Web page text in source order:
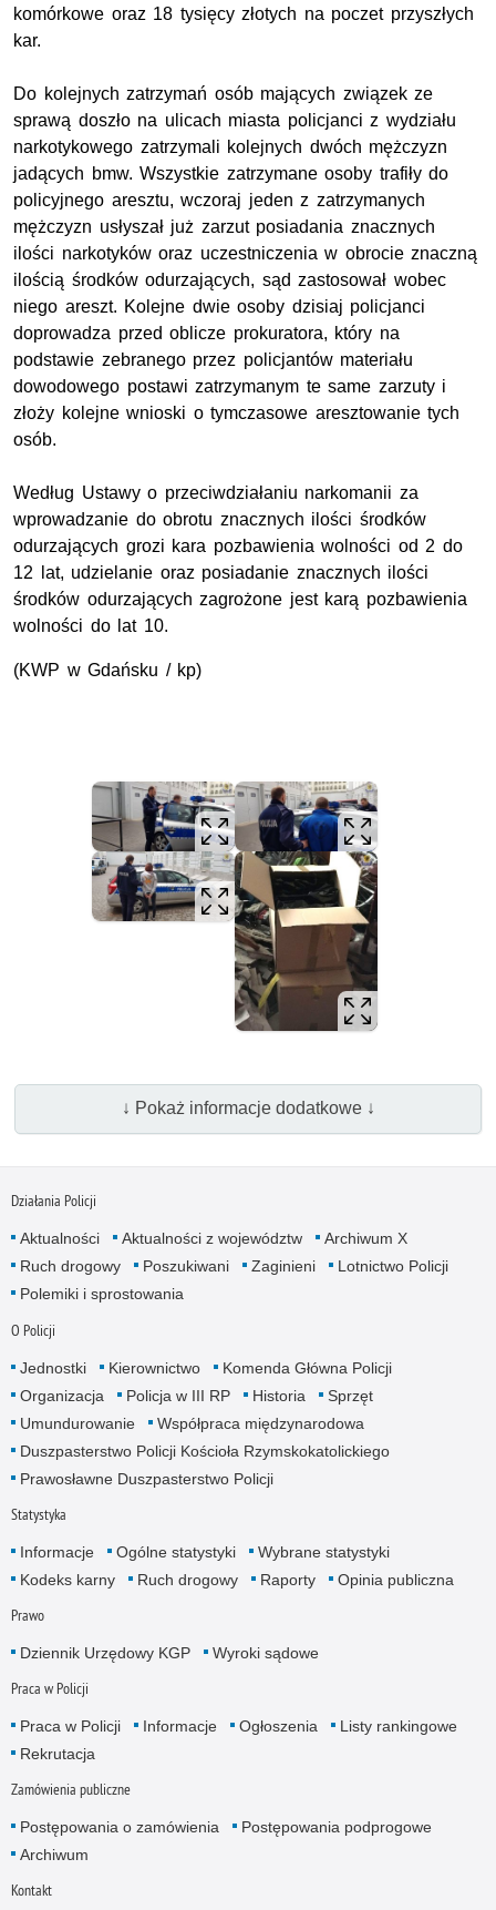
komórkowe oraz 18 tysięcy złotych na poczet przyszłych
kar.
Do kolejnych zatrzymań osób mających związek ze
sprawą doszło na ulicach miasta policjanci z wydziału
narkotykowego zatrzymali kolejnych dwóch mężczyzn
jadących bmw. Wszystkie zatrzymane osoby trafiły do
policyjnego aresztu, wczoraj jeden z zatrzymanych
mężczyzn usłyszał już zarzut posiadania znacznych
ilości narkotyków oraz uczestniczenia w obrocie znaczną
ilością środków odurzających, sąd zastosował wobec
niego areszt. Kolejne dwie osoby dzisiaj policjanci
doprowadza przed oblicze prokuratora, który na
podstawie zebranego przez policjantów materiału
dowodowego postawi zatrzymanym te same zarzuty i
złoży kolejne wnioski o tymczasowe aresztowanie tych
osób.
Według Ustawy o przeciwdziałaniu narkomanii za
wprowadzanie do obrotu znacznych ilości środków
odurzających grozi kara pozbawienia wolności od 2 do
12 lat, udzielanie oraz posiadanie znacznych ilości
środków odurzających zagrożone jest karą pozbawienia
wolności do lat 10.
(KWP w Gdańsku / kp)
↓ Pokaż informacje dodatkowe ↓
Działania Policji
Aktualności Aktualności z województw
Archiwum X
Ruch drogowy
Poszukiwani Zaginieni
Lotnictwo Policji
Polemiki i sprostowania
O Policji
Jednostki Kierownictwo
Komenda Główna Policji
Organizacja
Policja w III RP Historia
Sprzęt
Umundurowanie
Współpraca międzynarodowa
Duszpasterstwo Policji Kościoła Rzymskokatolickiego
Prawosławne Duszpasterstwo Policji
Statystyka
Informacje Ogólne statystyki
Wybrane statystyki
Kodeks karny
Ruch drogowy Raporty Opinia publiczna
Prawo
Dziennik Urzędowy KGP Wyroki sądowe
Praca w Policji
Praca w Policji Informacje Ogłoszenia
Listy rankingowe
Rekrutacja
Zamówienia publiczne
Postępowania o zamówienia
Postępowania podprogowe
Archiwum
Kontakt